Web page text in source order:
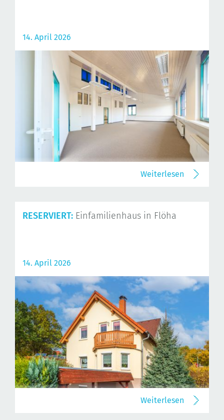
14. April 2026
Weiterlesen
RESERVIERT: Einfamilienhaus in Flöha
14. April 2026
Weiterlesen